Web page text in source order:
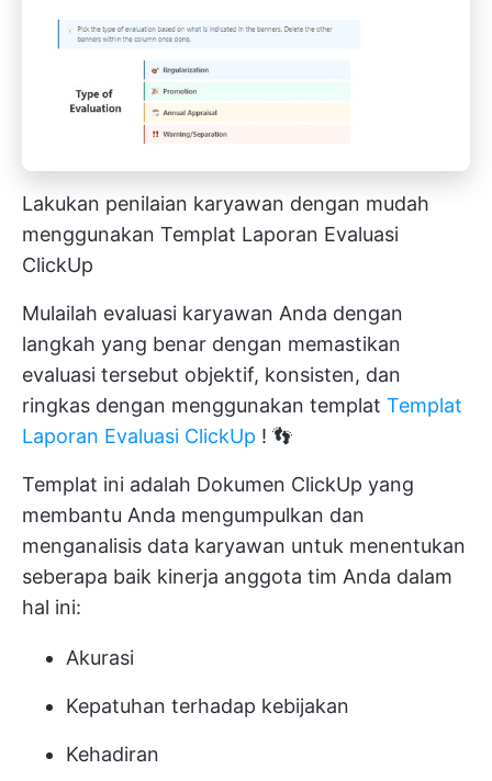
Lakukan penilaian karyawan dengan mudah
menggunakan Templat Laporan Evaluasi
ClickUp
Mulailah evaluasi karyawan Anda dengan
langkah yang benar dengan memastikan
evaluasi tersebut objektif, konsisten, dan
ringkas dengan menggunakan templat Templat
Laporan Evaluasi ClickUp ! 👣
Templat ini adalah Dokumen ClickUp yang
membantu Anda mengumpulkan dan
menganalisis data karyawan untuk menentukan
seberapa baik kinerja anggota tim Anda dalam
hal ini:
Akurasi
Kepatuhan terhadap kebijakan
Kehadiran